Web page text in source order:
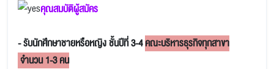
คุณสมบัติผู้สมัคร
- รับนักศึกษาชายหรือหญิง ชั้นปีที่ 3-4คณะบริหารธุรกิจทุกสาขา
จำนวน 1-3 คน